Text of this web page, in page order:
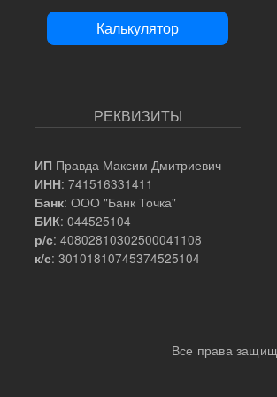
Калькулятор
РЕКВИЗИТЫ
ИП Правда Максим Дмитриевич
ИНН: 741516331411
Банк: ООО "Банк Точка"
БИК: 044525104
р/с: 40802810302500041108
к/с: 30101810745374525104
Все права